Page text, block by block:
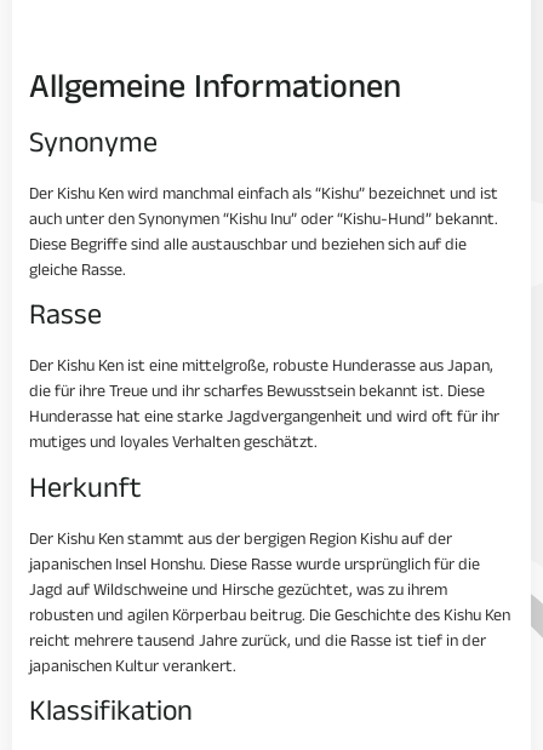
Allgemeine Informationen
Synonyme
Der Kishu Ken wird manchmal einfach als “Kishu” bezeichnet und ist
auch unter den Synonymen “Kishu Inu” oder “Kishu-Hund” bekannt.
Diese Begriffe sind alle austauschbar und beziehen sich auf die
gleiche Rasse.
Rasse
Der Kishu Ken ist eine mittelgroße, robuste Hunderasse aus Japan,
die für ihre Treue und ihr scharfes Bewusstsein bekannt ist. Diese
Hunderasse hat eine starke Jagdvergangenheit und wird oft für ihr
mutiges und loyales Verhalten geschätzt.
Herkunft
Der Kishu Ken stammt aus der bergigen Region Kishu auf der
japanischen Insel Honshu. Diese Rasse wurde ursprünglich für die
Jagd auf Wildschweine und Hirsche gezüchtet, was zu ihrem
robusten und agilen Körperbau beitrug. Die Geschichte des Kishu Ken
reicht mehrere tausend Jahre zurück, und die Rasse ist tief in der
japanischen Kultur verankert.
Klassifikation